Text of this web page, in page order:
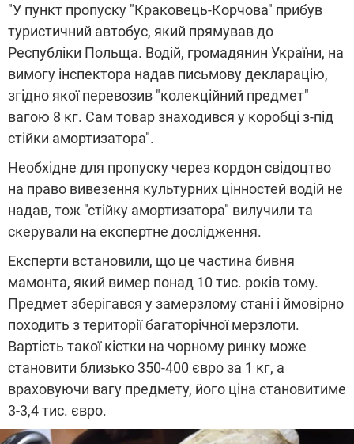
"У пункт пропуску "Краковець-Корчова" прибув
туристичний автобус, який прямував до
Республіки Польща. Водій, громадянин України, на
вимогу інспектора надав письмову декларацію,
згідно якої перевозив "колекційний предмет"
вагою 8 кг. Сам товар знаходився у коробці з-під
стійки амортизатора".
Необхідне для пропуску через кордон свідоцтво
на право вивезення культурних цінностей водій не
надав, тож "стійку амортизатора" вилучили та
скерували на експертне дослідження.
Експерти встановили, що це частина бивня
мамонта, який вимер понад 10 тис. років тому.
Предмет зберігався у замерзлому стані і ймовірно
походить з території багаторічної мерзлоти.
Вартість такої кістки на чорному ринку може
становити близько 350-400 євро за 1 кг, а
враховуючи вагу предмету, його ціна становитиме
3-3,4 тис. євро.